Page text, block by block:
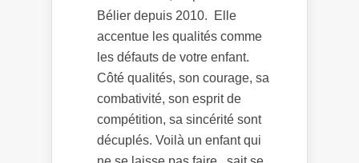
Bélier depuis 2010. Elle
accentue les qualités comme
les défauts de votre enfant.
Côté qualités, son courage, sa
combativité, son esprit de
compétition, sa sincérité sont
décuplés. Voilà un enfant qui